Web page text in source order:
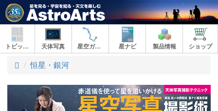
トピックス 天体写真 星空ガイド 星ナビ 製品情報 ショップ
ト
プ
恒星・銀河